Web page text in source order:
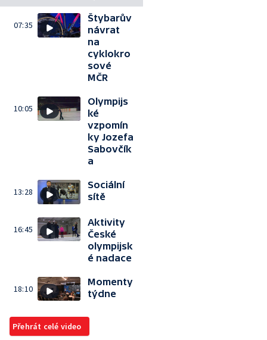
07:35
Štybarův
návrat
na
cyklokro
sové
MČR
10:05
Olympijs
ké
vzpomín
ky Jozefa
Sabovčík
a
13:28
Sociální
sítě
16:45
Aktivity
České
olympijsk
é nadace
18:10
Momenty
týdne
Přehrát celé video